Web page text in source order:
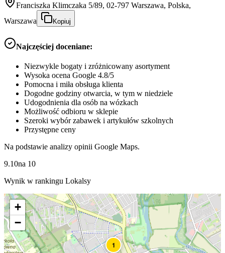
Franciszka Klimczaka 5/89, 02-797 Warszawa, Polska,
Warszawa
Kopiuj
Najczęściej doceniane:
Niezwykle bogaty i zróżnicowany asortyment
Wysoka ocena Google 4.8/5
Pomocna i miła obsługa klienta
Dogodne godziny otwarcia, w tym w niedziele
Udogodnienia dla osób na wózkach
Możliwość odbioru w sklepie
Szeroki wybór zabawek i artykułów szkolnych
Przystępne ceny
Na podstawie analizy opinii Google Maps.
9.10na 10
Wynik w rankingu Lokalsy
1
+
−